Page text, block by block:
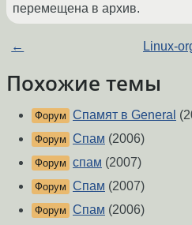
перемещена в архив.
← Linux-
Похожие темы
Форум Спамят в General
Форум Спам (2006)
Форум спам (2007)
Форум Спам (2007)
Форум Спам (2006)